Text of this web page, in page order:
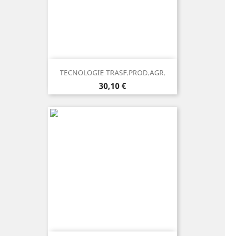
TECNOLOGIE TRASF.PROD.AGR.
Prezzo
30,10 €